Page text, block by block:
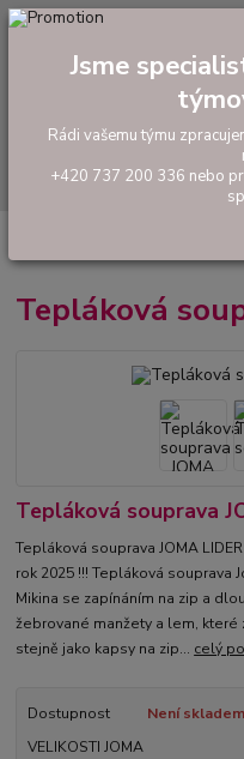
tel: +420 737 200 336
Hráčské sety
LIGER
Tepláková
Tepláková souprava
Tepláková souprava JOMA
rok 2025 !!! Tepláková souprava
Mikina se zapínáním na zip a
žebrované manžety a lem,
stejně jako kapsy na zip... celý
Dostupnost
Není skladem
VELIKOSTI JOMA
Jsme
Rádi vašemu týmu
+420 737 200 336 nebo